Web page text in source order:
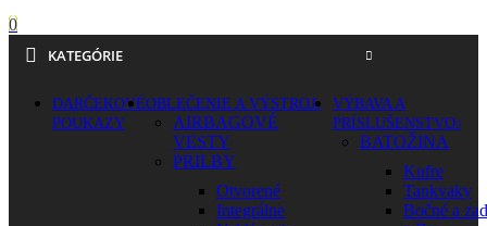
0
KATEGÓRIE
DARČEKOVÉ
POUKAZY
OBLEČENIE A VÝSTROJ
AIRBAGOVÉ
VESTY
PRILBY
Otvorené
Integrálne
VÝBAVA A
PRÍSLUŠENSTVO
BATOŽINA
Kufre
Tankvaky
Bočné a